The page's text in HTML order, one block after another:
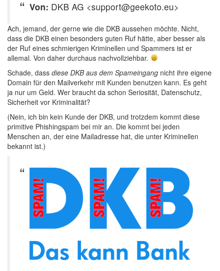
Von: DKB AG <support@geekoto.eu>
Ach, jemand, der gerne wie die DKB aussehen möchte. Nicht,
dass die DKB einen besonders guten Ruf hätte, aber besser als
der Ruf eines schmierigen Kriminellen und Spammers ist er
allemal. Von daher durchaus nachvollziehbar.
Schade, dass diese DKB aus dem Spameingang nicht ihre eigene
Domain für den Mailverkehr mit Kunden benutzen kann. Es geht
ja nur um Geld. Wer braucht da schon Seriosität, Datenschutz,
Sicherheit vor Kriminalität?
(Nein, ich bin kein Kunde der DKB, und trotzdem kommt diese
primitive Phishingspam bei mir an. Die kommt bei jeden
Menschen an, der eine Mailadresse hat, die unter Kriminellen
bekannt ist.)